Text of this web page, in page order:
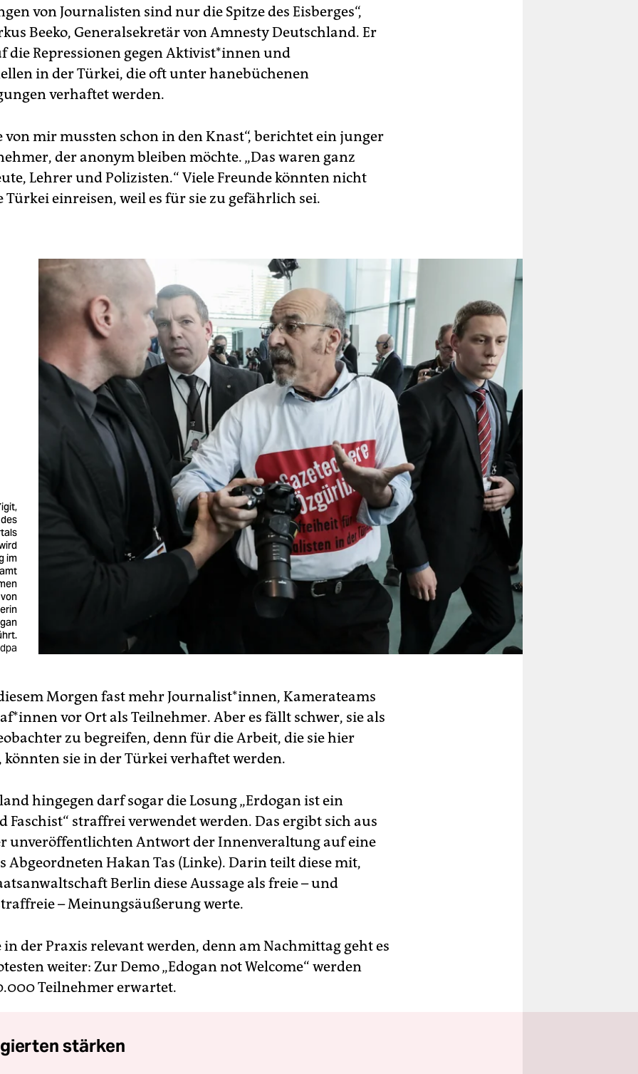
von Journalisten sind nur die Spitze des Eisberges“,
Beeko, Generalsekretär von Amnesty Deutschland. Er
die Repressionen gegen Aktivist*innen und
in der Türkei, die oft unter hanebüchenen
verhaftet werden.
von mir mussten schon in den Knast“, berichtet ein junger
der anonym bleiben möchte. „Das waren ganz
Lehrer und Polizisten.“ Viele Freunde könnten nicht
einreisen, weil es für sie zu gefährlich sei.
im
Morgen fast mehr Journalist*innen, Kamerateams
vor Ort als Teilnehmer. Aber es fällt schwer, sie als
zu begreifen, denn für die Arbeit, die sie hier
könnten sie in der Türkei verhaftet werden.
hingegen darf sogar die Losung „Erdogan ist ein
Faschist“ straffrei verwendet werden. Das ergibt sich aus
unveröffentlichten Antwort der Innenveraltung auf eine
Abgeordneten Hakan Tas (Linke). Darin teilt diese mit,
Berlin diese Aussage als freie – und
– Meinungsäußerung werte.
in der Praxis relevant werden, denn am Nachmittag geht es
weiter: Zur Demo „Edogan not Welcome“ werden
Teilnehmer erwartet.
stärken